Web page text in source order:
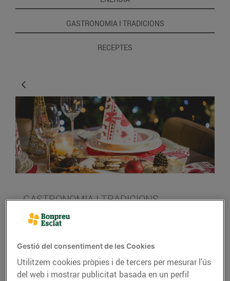
GASTRONOMIA I TRADICIONS
RECEPTES
GASTRONOMIA I TRADICIONS
Idees per decorar la
taula al Nadal
21/de desembre/2018
Gestió del consentiment de les Cookies
Utilitzem cookies pròpies i de tercers per mesurar l’ús
del web i mostrar publicitat basada en un perfil